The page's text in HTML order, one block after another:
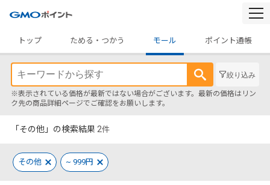
トップ
ためる・つかう モール ポイント通帳
絞り込み
※表示されている価格が最新ではない場合がございます。最新の価格はリン
ク先の商品詳細ページでご確認をお願いします。
「その他」の検索結果 2件
その他 ~ 999円